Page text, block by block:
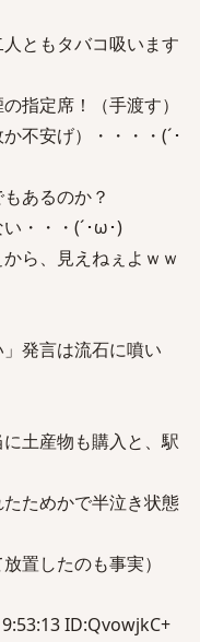
ともタバコ吸います
指定席！（手渡す）
不安げ）・・・・(´･
あるのか？
・・・(´･ω･)
ら、見えねぇよｗｗ
発言は流石に噴い
土産物も購入と、駅
ためかで半泣き状態
置したのも事実）
ID:QvowjkC+